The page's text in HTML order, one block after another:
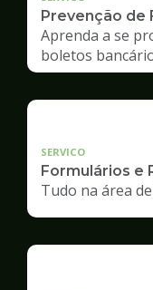
Prevenção de
Aprenda a se
boletos
SERVICO
Formulários e
Tudo na área